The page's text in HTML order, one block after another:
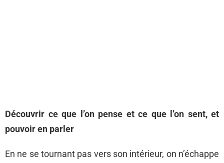
Découvrir ce que l’on pense et ce que l’on sent, et
pouvoir en parler
En ne se tournant pas vers son intérieur, on n’échappe